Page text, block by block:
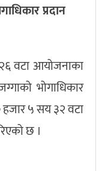
प्रदान
२६ वटा आयोजनाका
भोगाधिकार
हजार ५ सय ३२ वटा
छ ।